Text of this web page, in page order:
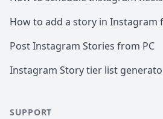
How to add a story in Instagram
Post Instagram Stories from PC
Instagram Story tier list
SUPPORT